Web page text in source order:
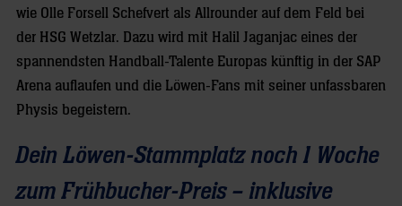
wie Olle Forsell Schefvert als Allrounder auf dem Feld bei
der HSG Wetzlar. Dazu wird mit Halil Jaganjac eines der
spannendsten Handball-Talente Europas künftig in der SAP
Arena auflaufen und die Löwen-Fans mit seiner unfassbaren
Physis begeistern.
Dein Löwen-Stammplatz noch 1 Woche
zum Frühbucher-Preis – inklusive